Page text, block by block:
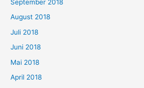
September 2018
August 2018
Juli 2018
Juni 2018
Mai 2018
April 2018